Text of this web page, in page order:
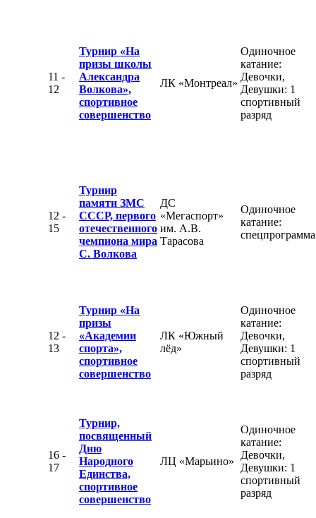
11 -
12
Турнир «На
призы школы
Александра
Волкова»,
спортивное
совершенство
ЛК «Монтреал»
Одиночное
катание:
Девочки,
Девушки: 1
спортивный
разряд
12 -
15
Турнир
памяти ЗМС
СССР, первого
отечественного
чемпиона мира
С. Волкова
ДС
«Мегаспорт»
им. А.В.
Тарасова
Одиночное
катание:
спецпрограмма
12 -
13
Турнир «На
призы
«Академии
спорта»,
спортивное
совершенство
ЛК «Южный
лёд»
Одиночное
катание:
Девочки,
Девушки: 1
спортивный
разряд
16 -
17
Турнир,
посвященный
Дню
Народного
Единства,
спортивное
совершенство
ЛЦ «Марьино»
Одиночное
катание:
Девочки,
Девушки: 1
спортивный
разряд